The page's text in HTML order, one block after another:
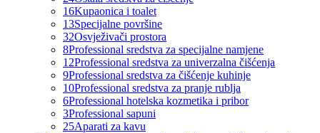
16Kupaonica i toalet
13Specijalne površine
32Osvježivači prostora
8Professional sredstva za specijalne namjene
12Professional sredstva za univerzalna čišćenja
9Professional sredstva za čišćenje kuhinje
10Professional sredstva za pranje rublja
6Professional hotelska kozmetika i pribor
3Professional sapuni
25Aparati za kavu